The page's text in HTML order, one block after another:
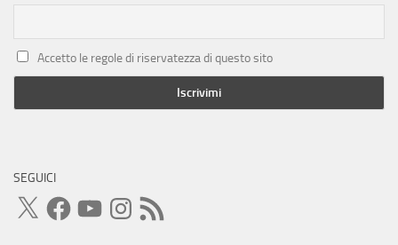
Accetto le regole di riservatezza di questo sito
SEGUICI
X FacebookYouTubeInstagram
Feed
RSS